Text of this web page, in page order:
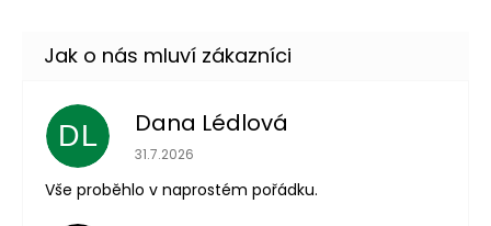
DL Dana Lédlová
Hodnocení obchodu je 5 z 5 hvězdiček.
31.7.2026
Vše proběhlo v naprostém pořádku.